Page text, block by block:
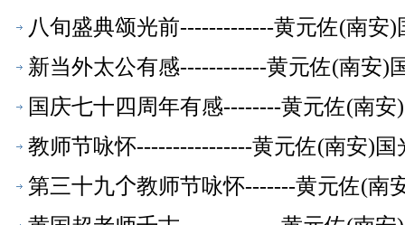
八旬盛典颂光前-------------黄元佐(南安
新当外太公有感------------黄元佐(南安)
国庆七十四周年有感--------黄元佐(南
教师节咏怀----------------黄元佐(南安)
第三十九𠆤教师节咏怀-------黄元佐(南